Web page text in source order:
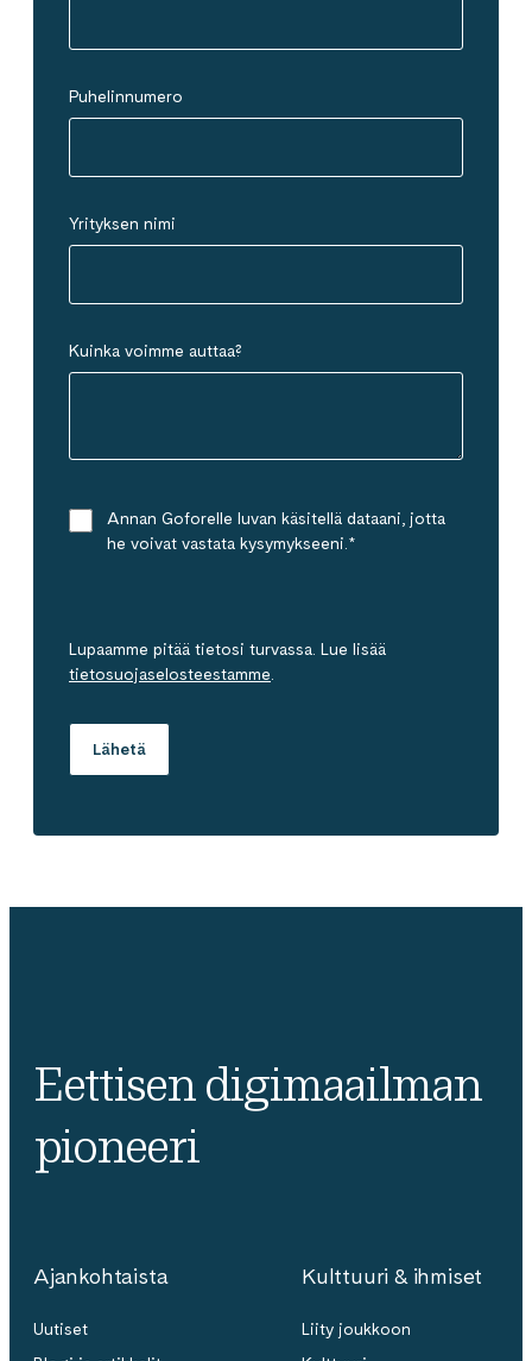
Puhelinnumero
Yrityksen nimi
Kuinka voimme auttaa?
Annan Goforelle luvan käsitellä dataani, jotta
he voivat vastata kysymykseeni. *
Lupaamme pitää tietosi turvassa. Lue lisää
tietosuojaselosteestamme
Eettisen digimaailman
pioneeri
Ajankohtaista
Uutiset
Kulttuuri & ihmiset
Liity joukkoon